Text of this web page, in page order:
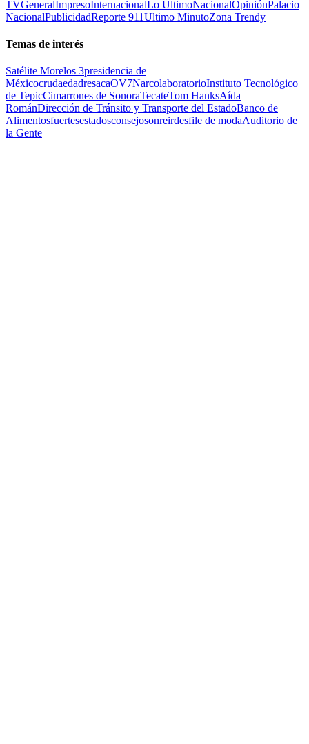
TVGeneralImpresoInternacionalLo ÚltimoNacionalOpiniónPalacio
NacionalPublicidadReporte 911Ultimo MinutoZona Trendy
Temas de interés
Satélite Morelos 3presidencia de
MéxicocrudaedadresacaOV7NarcolaboratorioInstituto Tecnológico
de TepicCimarrones de SonoraTecateTom HanksAída
RománDirección de Tránsito y Transporte del EstadoBanco de
Alimentosfuertesestadosconsejosonreirdesfile de modaAuditorio de
la Gente